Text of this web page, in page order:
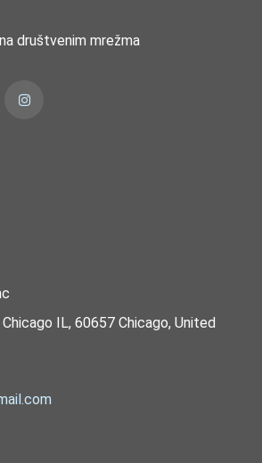
društvenim mrežma
IL, 60657 Chicago, United